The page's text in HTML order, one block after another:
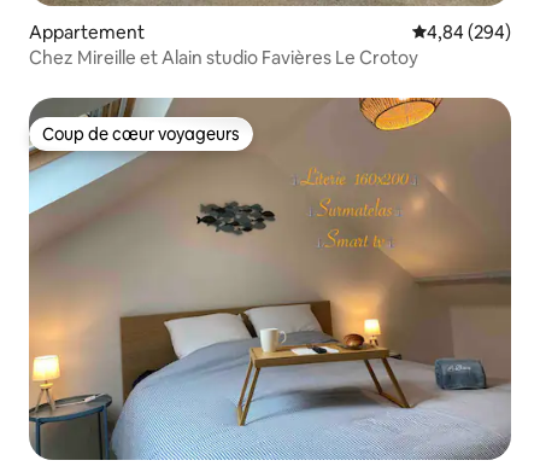
Appartement Évaluation
4,84 (294)
Chez Mireille et Alain studio Favières Le Crotoy
Coup de cœur voyageurs
Coup de cœur voyageurs